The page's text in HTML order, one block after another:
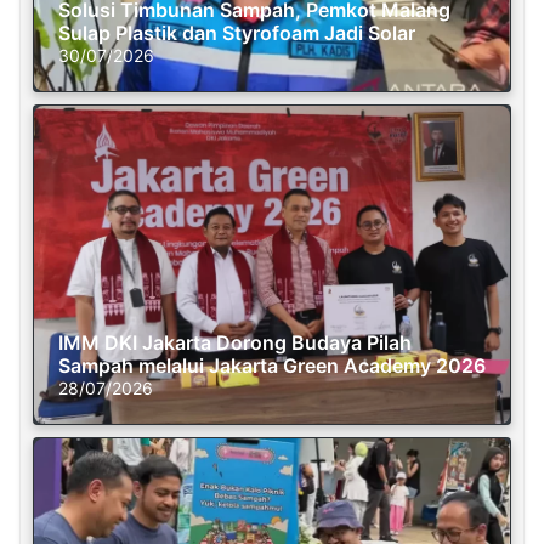
Solusi Timbunan Sampah, Pemkot Malang
Sulap Plastik dan Styrofoam Jadi Solar
30/07/2026
IMM DKI Jakarta Dorong Budaya Pilah
Sampah melalui Jakarta Green Academy 2026
28/07/2026